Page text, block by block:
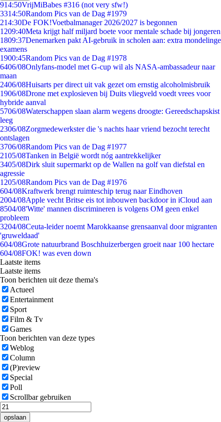
914:50VrijMiBabes #316 (not very sfw!)
3314:50Random Pics van de Dag #1979
214:30De FOK!Voetbalmanager 2026/2027 is begonnen
1209:40Meta krijgt half miljard boete voor mentale schade bij jongeren
1809:37Denemarken pakt AI-gebruik in scholen aan: extra mondelinge
examens
1900:45Random Pics van de Dag #1978
6406/08Onlyfans-model met G-cup wil als NASA-ambassadeur naar
maan
2406/08Huisarts per direct uit vak gezet om ernstig alcoholmisbruik
1906/08Drone met explosieven bij Duits vliegveld voedt vrees voor
hybride aanval
5706/08Waterschappen slaan alarm wegens droogte: Gereedschapskist
leeg
2306/08Zorgmedewerkster die 's nachts haar vriend bezocht terecht
ontslagen
3706/08Random Pics van de Dag #1977
2105/08Tanken in België wordt nóg aantrekkelijker
3405/08Dirk sluit supermarkt op de Wallen na golf van diefstal en
agressie
1205/08Random Pics van de Dag #1976
604/08Kraftwerk brengt ruimteschip terug naar Eindhoven
2004/08Apple vecht Britse eis tot inbouwen backdoor in iCloud aan
8504/08'Witte' mannen discrimineren is volgens OM geen enkel
probleem
3204/08Ceuta-leider noemt Marokkaanse grensaanval door migranten
'gruweldaad'
604/08Grote natuurbrand Boschhuizerbergen groeit naar 100 hectare
604/08FOK! was even down
Laatste items
Laatste items
Toon berichten uit deze thema's
Actueel
Entertainment
Sport
Film & Tv
Games
Toon berichten van deze types
Weblog
Column
(P)review
Special
Poll
Scrollbar gebruiken
opslaan